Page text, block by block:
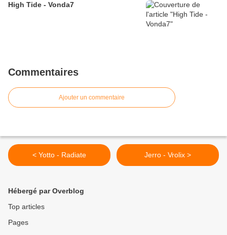
High Tide - Vonda7
Commentaires
Ajouter un commentaire
< Yotto - Radiate Jerro - Vrolix >
Hébergé par Overblog
Top articles
Pages